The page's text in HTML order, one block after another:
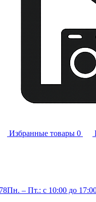
Избранные товары 0
Пн. – Пт.: с 10:00 до